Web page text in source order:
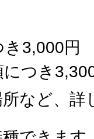
3,000円
つき
など、詳